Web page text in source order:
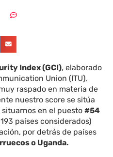
Index (GCI), elaborado
Union (ITU),
raspado en materia de
nuestro score se sitúa
situarnos en el puesto#54
países considerados)
por detrás de países
o Uganda.